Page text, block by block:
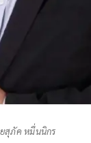
สุภัค หมื่นนิกร